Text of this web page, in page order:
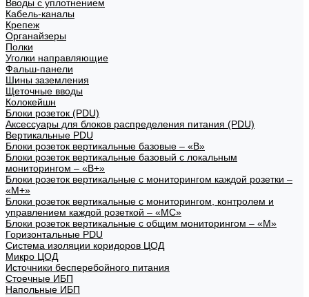
Вводы с уплотнением
Кабель-каналы
Крепеж
Органайзеры
Полки
Уголки направляющие
Фальш-панели
Шины заземления
Щеточные вводы
Колокейшн
Блоки розеток (PDU)
Аксессуары для блоков распределения питания (PDU)
Вертикальные PDU
Блоки розеток вертикальные базовые – «В»
Блоки розеток вертикальные базовый с локальным
мониторингом – «В+»
Блоки розеток вертикальные с мониторингом каждой розетки –
«М+»
Блоки розеток вертикальные с мониторингом, контролем и
управлением каждой розеткой – «МС»
Блоки розеток вертикальные с общим мониторингом – «М»
Горизонтальные PDU
Система изоляции коридоров ЦОД
Микро ЦОД
Источники бесперебойного питания
Стоечные ИБП
Напольные ИБП